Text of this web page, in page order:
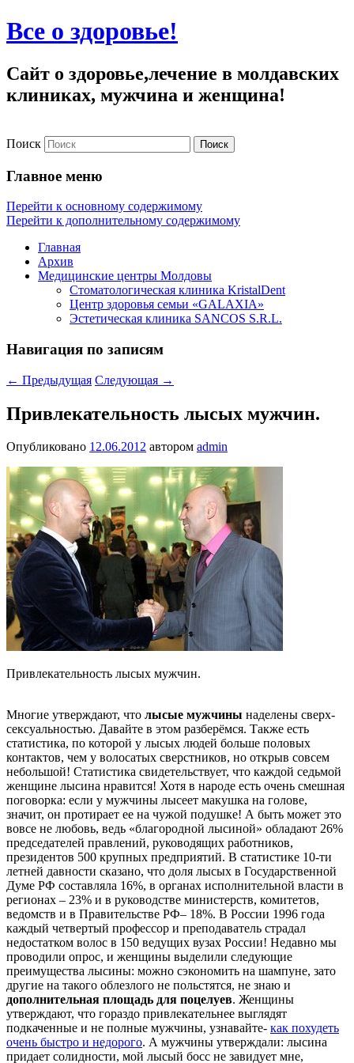
Все о здоровье!
Сайт о здоровье,лечение в молдавских
клиниках, мужчина и женщина!
Поиск
Главное меню
Перейти к основному содержимому
Перейти к дополнительному содержимому
Главная
Архив
Медицинские центры Молдовы
Стоматологическая клиника KristalDent
Центр здоровья семьи «GALAXIA»
Эстетическая клиника SANCOS S.R.L.
Навигация по записям
← Предыдущая Следующая →
Привлекательность лысых мужчин.
Опубликовано 12.06.2012 автором admin
Привлекательность лысых мужчин.
Многие утверждают, что лысые мужчины наделены сверх-
сексуальностью. Давайте в этом разберёмся. Также есть
статистика, по которой у лысых людей больше половых
контактов, чем у волосатых сверстников, но открыв совсем
небольшой! Статистика свидетельствует, что каждой седьмой
женщине лысина нравится! Хотя в народе есть очень смешная
поговорка: если у мужчины лысеет макушка на голове,
значит, он протирает ее на чужой подушке! А быть может это
вовсе не любовь, ведь «благородной лысиной» обладают 26%
председателей правлений, руководящих работников,
президентов 500 крупных предприятий. В статистике 10-ти
летней давности сказано, что доля лысых в Государственной
Думе РФ составляла 16%, в органах исполнительной власти в
регионах – 23% и в руководстве министерств, комитетов,
ведомств и в Правительстве РФ– 18%. В России 1996 года
каждый четвертый профессор и преподаватель страдал
недостатком волос в 150 ведущих вузах России! Недавно мы
проводили опрос, и женщины выделили следующие
преимущества лысины: можно сэкономить на шампуне, зато
другие на такого облезлого не польстятся, не знаю и
дополнительная площадь для поцелуев. Женщины
утверждают, что гораздо привлекательнее выглядят
подкаченные и не полные мужчины, узнавайте- как похудеть
очень быстро и недорого. А мужчины утверждали: лысина
придает солидности, мой лысый босс не завидует мне,